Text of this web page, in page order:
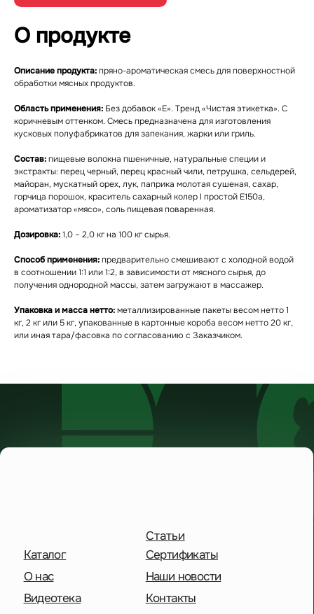
О продукте
Описание продукта:пряно-ароматическая смесь для поверхностной
обработки мясных продуктов.
Область применения: Без добавок «Е». Тренд «Чистая этикетка». С
коричневым оттенком. Смесь предназначена для изготовления
кусковых полуфабрикатов для запекания, жарки или гриль.
Состав:пищевые волокна пшеничные, натуральные специи и
экстракты: перец черный, перец красный чили, петрушка, сельдерей,
майоран, мускатный орех, лук, паприка молотая сушеная, сахар,
горчица порошок, краситель сахарный колер I простой Е150а,
ароматизатор «мясо», соль пищевая поваренная.
Дозировка:1,0 – 2,0 кг на 100 кг сырья.
Способ применения:предварительно смешивают с холодной водой
в соотношении 1:1 или 1:2, в зависимости от мясного сырья, до
получения однородной массы, затем загружают в массажер.
Упаковка и масса нетто:металлизированные пакеты весом нетто 1
кг, 2 кг или 5 кг, упакованные в картонные короба весом нетто 20 кг,
или иная тара/фасовка по согласованию с Заказчиком.
Каталог
О нас
Сертификаты
Наши новости
Политика конфиденциальности
Пн-чт: 8:00-17:00
Пт: 8:00-16:00
Сб-Вс: выходной
Московская обл.,